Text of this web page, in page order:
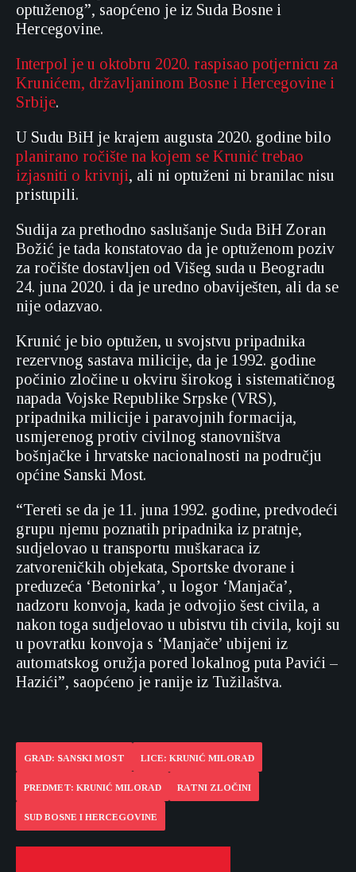
optuženog”, saopćeno je iz Suda Bosne i
Hercegovine.
Interpol je u oktobru 2020. raspisao potjernicu za
Krunićem, državljaninom Bosne i Hercegovine i
Srbije.
U Sudu BiH je krajem augusta 2020. godine bilo
planirano ročište na kojem se Krunić trebao
izjasniti o krivnji, ali ni optuženi ni branilac nisu
pristupili.
Sudija za prethodno saslušanje Suda BiH Zoran
Božić je tada konstatovao da je optuženom poziv
za ročište dostavljen od Višeg suda u Beogradu
24. juna 2020. i da je uredno obaviješten, ali da se
nije odazvao.
Krunić je bio optužen, u svojstvu pripadnika
rezervnog sastava milicije, da je 1992. godine
počinio zločine u okviru širokog i sistematičnog
napada Vojske Republike Srpske (VRS),
pripadnika milicije i paravojnih formacija,
usmjerenog protiv civilnog stanovništva
bošnjačke i hrvatske nacionalnosti na području
općine Sanski Most.
“Tereti se da je 11. juna 1992. godine, predvodeći
grupu njemu poznatih pripadnika iz pratnje,
sudjelovao u transportu muškaraca iz
zatvoreničkih objekata, Sportske dvorane i
preduzeća ‘Betonirka’, u logor ‘Manjača’,
nadzoru konvoja, kada je odvojio šest civila, a
nakon toga sudjelovao u ubistvu tih civila, koji su
u povratku konvoja s ‘Manjače’ ubijeni iz
automatskog oružja pored lokalnog puta Pavići –
Hazići”, saopćeno je ranije iz Tužilaštva.
GRAD: SANSKI MOST LICE: KRUNIĆ MILORAD
PREDMET: KRUNIĆ MILORAD RATNI ZLOČINI
SUD BOSNE I HERCEGOVINE